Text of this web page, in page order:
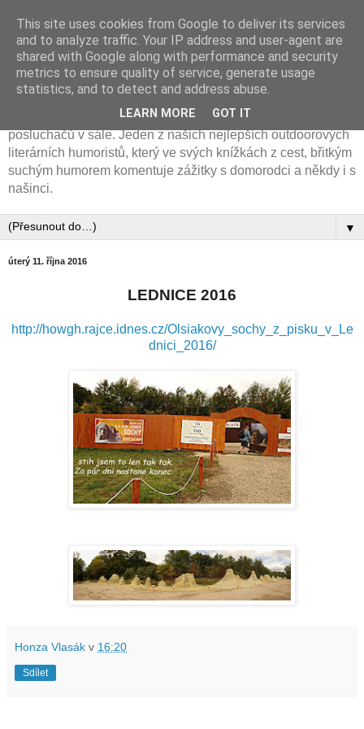
Cyklotremp Jan Vlasák
Horolozec, cyklotremp a spisovatel. Na svém kole
procestoval 50 zemí světa. Výborný vypravěč, jehož
cestovatelská diashow poznáte podle salev smíchu
posluchačů v sále. Jeden z našich nejlepších outdoorových
literárních humoristů, který ve svých knížkách z cest, břitkým
suchým humorem komentuje zážitky s domorodci a někdy i s
našinci.
▼
úterý 11. října 2016
LEDNICE 2016
http://howgh.rajce.idnes.cz/Olsiakovy_sochy_z_pisku_v_Le
dnici_2016/
Honza Vlasák v 16:20
Sdílet
This site uses cookies from Google to deliver its services
and to analyze traffic. Your IP address and user-agent are
shared with Google along with performance and security
metrics to ensure quality of service, generate usage
statistics, and to detect and address abuse.
LEARN MORE GOT IT